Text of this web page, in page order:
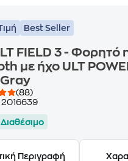
Best Seller
FIELD 3 - Φορητό
με ήχο ULT
(88)
2016639
Περιγραφή